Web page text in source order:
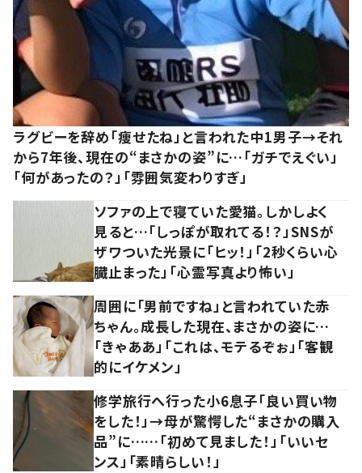
ラグビーを辞め「痩せたね」と言われた中1男子→それ
から7年後、現在の“まさかの姿”に…「ガチでえぐい」
「何があったの？」「雰囲気変わりすぎ」
ソファの上で寝ていた愛猫。しかしよく
見ると…「しっぽが取れてる！？」SNSが
ザワついた光景に「ヒッ！」「2秒くらい心
臓止まった」「心霊写真より怖い」
周囲に「男前ですね」と言われていた赤
ちゃん。成長した現在、まさかの姿に…
「きゃああ」「これは、モテるぞぉ」「客観
的にイケメン」
修学旅行へ行った小6息子「良い買い物
をした！」→母が驚愕した“まさかの購入
品”に……「初めて見ました！」「いいセ
ンス」「素晴らしい！」